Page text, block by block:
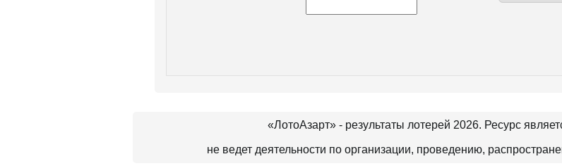
«ЛотоАзарт» - результаты лотерей 2026. Ресурс
не ведет деятельности по организации, проведению,